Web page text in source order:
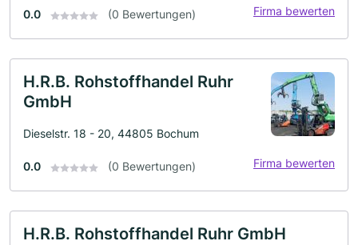
0.0 (0 Bewertungen) Firma bewerten
H.R.B. Rohstoffhandel Ruhr
GmbH
Dieselstr. 18 - 20, 44805 Bochum
0.0 (0 Bewertungen) Firma bewerten
H.R.B. Rohstoffhandel Ruhr GmbH